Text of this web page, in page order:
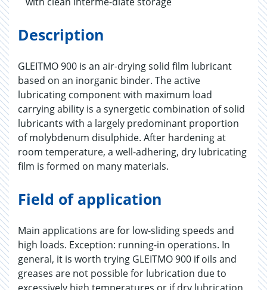
Description
GLEITMO 900 is an air-drying solid film lubricant
based on an inorganic binder. The active
lubricating component with maximum load
carrying ability is a synergetic combination of solid
lubricants with a largely predominant proportion
of molybdenum disulphide. After hardening at
room temperature, a well-adhering, dry lubricating
film is formed on many materials.
Field of application
Main applications are for low-sliding speeds and
high loads. Exception: running-in operations. In
general, it is worth trying GLEITMO 900 if oils and
greases are not possible for lubrication due to